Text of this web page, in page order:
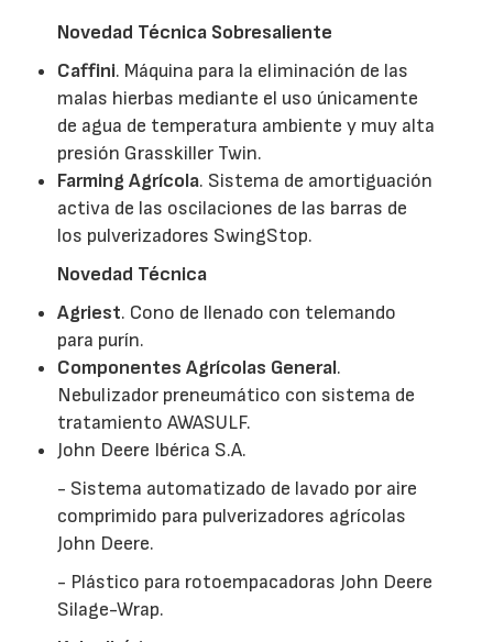
Novedad Técnica Sobresaliente
Caffini. Máquina para la eliminación de las
malas hierbas mediante el uso únicamente
de agua de temperatura ambiente y muy alta
presión Grasskiller Twin.
Farming Agrícola. Sistema de amortiguación
activa de las oscilaciones de las barras de
los pulverizadores SwingStop.
Novedad Técnica
Agriest. Cono de llenado con telemando
para purín.
Componentes Agrícolas General.
Nebulizador preneumático con sistema de
tratamiento AWASULF.
John Deere Ibérica S.A.
- Sistema automatizado de lavado por aire
comprimido para pulverizadores agrícolas
John Deere.
- Plástico para rotoempacadoras John Deere
Silage-Wrap.